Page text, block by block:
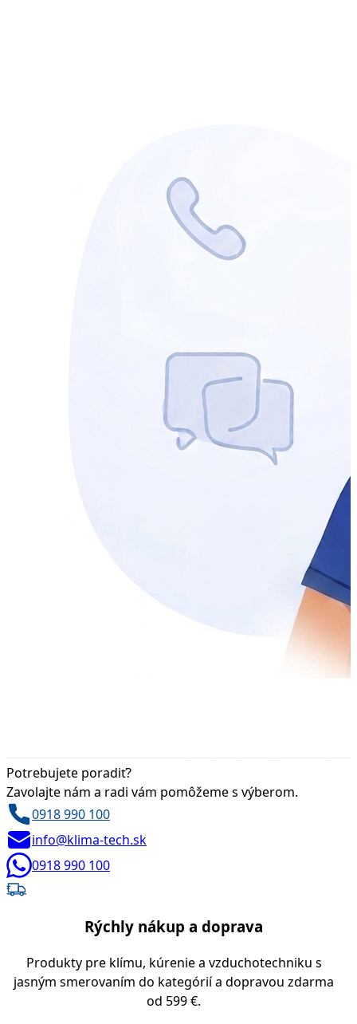
Potrebujete poradiť?
Zavolajte nám a radi vám pomôžeme s výberom.
0918 990 100
info@klima-tech.sk
0918 990 100
Rýchly nákup a doprava
Produkty pre klímu, kúrenie a vzduchotechniku s
jasným smerovaním do kategórií a dopravou zdarma
od 599 €.